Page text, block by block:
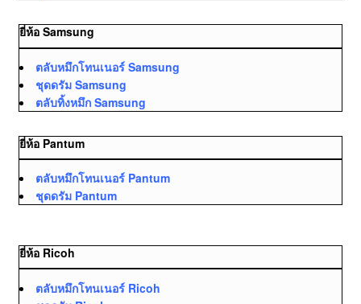
ยี่ห้อ Samsung
ตลับหมึกโทนเนอร์ Samsung
ชุดดรัม Samsung
ตลับทิ้งหมึก Samsung
ยี่ห้อ Pantum
ตลับหมึกโทนเนอร์ Pantum
ชุดดรัม Pantum
ยี่ห้อ Ricoh
ตลับหมึกโทนเนอร์ Ricoh